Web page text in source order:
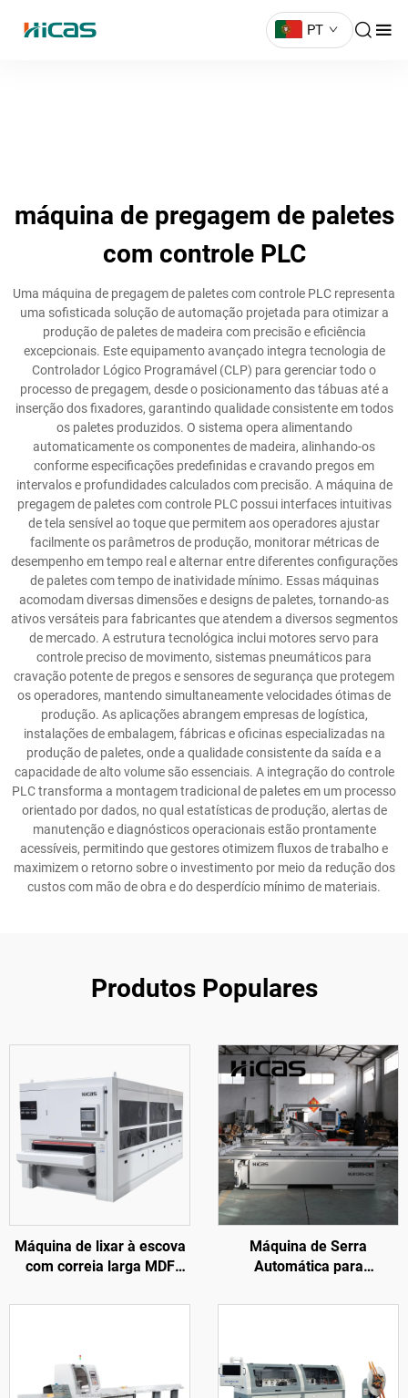
PT
máquina de pregagem de paletes
com controle PLC
Uma máquina de pregagem de paletes com controle PLC representa
uma sofisticada solução de automação projetada para otimizar a
produção de paletes de madeira com precisão e eficiência
excepcionais. Este equipamento avançado integra tecnologia de
Controlador Lógico Programável (CLP) para gerenciar todo o
processo de pregagem, desde o posicionamento das tábuas até a
inserção dos fixadores, garantindo qualidade consistente em todos
os paletes produzidos. O sistema opera alimentando
automaticamente os componentes de madeira, alinhando-os
conforme especificações predefinidas e cravando pregos em
intervalos e profundidades calculados com precisão. A máquina de
pregagem de paletes com controle PLC possui interfaces intuitivas
de tela sensível ao toque que permitem aos operadores ajustar
facilmente os parâmetros de produção, monitorar métricas de
desempenho em tempo real e alternar entre diferentes configurações
de paletes com tempo de inatividade mínimo. Essas máquinas
acomodam diversas dimensões e designs de paletes, tornando-as
ativos versáteis para fabricantes que atendem a diversos segmentos
de mercado. A estrutura tecnológica inclui motores servo para
controle preciso de movimento, sistemas pneumáticos para
cravação potente de pregos e sensores de segurança que protegem
os operadores, mantendo simultaneamente velocidades ótimas de
produção. As aplicações abrangem empresas de logística,
instalações de embalagem, fábricas e oficinas especializadas na
produção de paletes, onde a qualidade consistente da saída e a
capacidade de alto volume são essenciais. A integração do controle
PLC transforma a montagem tradicional de paletes em um processo
orientado por dados, no qual estatísticas de produção, alertas de
manutenção e diagnósticos operacionais estão prontamente
acessíveis, permitindo que gestores otimizem fluxos de trabalho e
maximizem o retorno sobre o investimento por meio da redução dos
custos com mão de obra e do desperdício mínimo de materiais.
Produtos Populares
Máquina de lixar à escova
com correia larga MDF
Móveis e Armários de
Máquina de Serra
Automática para
de Madeira Sólida